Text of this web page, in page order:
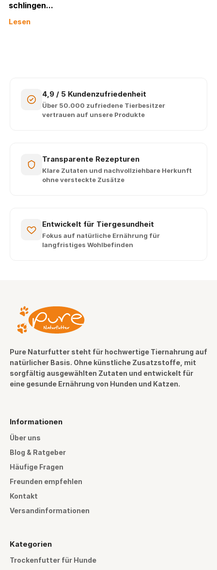
schlingen...
Lesen
4,9 / 5 Kundenzufriedenheit
Über 50.000 zufriedene Tierbesitzer
vertrauen auf unsere Produkte
Transparente Rezepturen
Klare Zutaten und nachvollziehbare Herkunft
ohne versteckte Zusätze
Entwickelt für Tiergesundheit
Fokus auf natürliche Ernährung für
langfristiges Wohlbefinden
Pure Naturfutter steht für hochwertige Tiernahrung auf
natürlicher Basis. Ohne künstliche Zusatzstoffe, mit
sorgfältig ausgewählten Zutaten und entwickelt für
eine gesunde Ernährung von Hunden und Katzen.
Informationen
Über uns
Blog & Ratgeber
Häufige Fragen
Freunden empfehlen
Kontakt
Versandinformationen
Kategorien
Trockenfutter für Hunde